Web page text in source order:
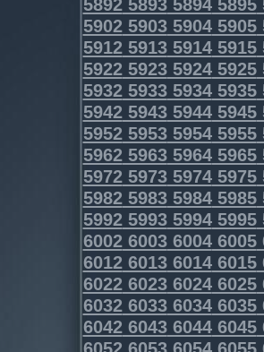
5902590359045905
5912591359145915
5922592359245925
5932593359345935
5942594359445945
5952595359545955
5962596359645965
5972597359745975
5982598359845985
5992599359945995
6002600360046005
6012601360146015
6022602360246025
6032603360346035
6042604360446045